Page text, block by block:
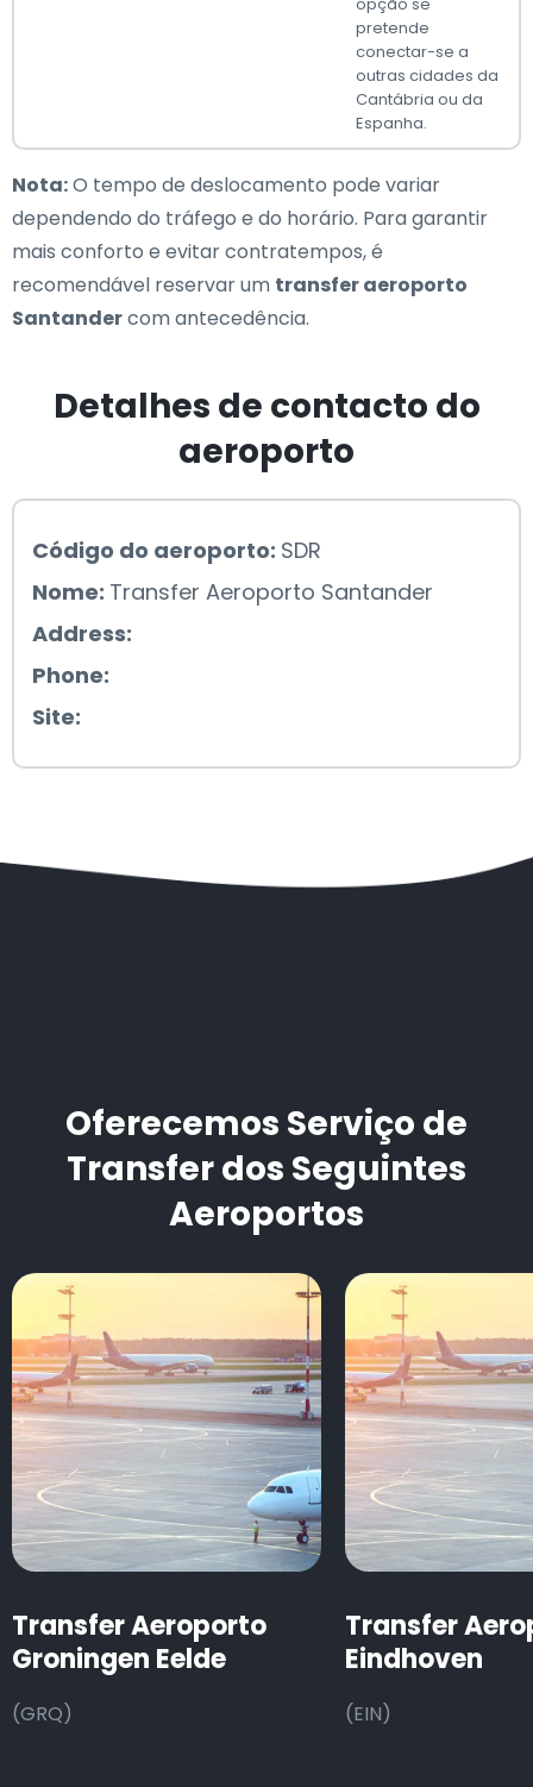
pretende
conectar-se a
outras cidades da
Cantábria ou da
Espanha.
Nota:O tempo de deslocamento pode variar
dependendo do tráfego e do horário. Para garantir
mais conforto e evitar contratempos, é
recomendável reservar um transfer aeroporto
Santandercom antecedência.
Detalhes de contacto do
aeroporto
Código do aeroporto: SDR
Nome: Transfer Aeroporto Santander
Address:
Phone:
Site:
Oferecemos Serviço de
Transfer dos Seguintes
Aeroportos
Transfer Aeroporto
Groningen Eelde
(GRQ)
Transfer
Eindhoven
(EIN)